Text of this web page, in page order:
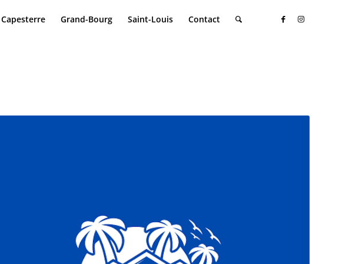
Capesterre Grand-Bourg Saint-Louis Contact